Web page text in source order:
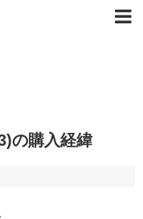
の購入経緯